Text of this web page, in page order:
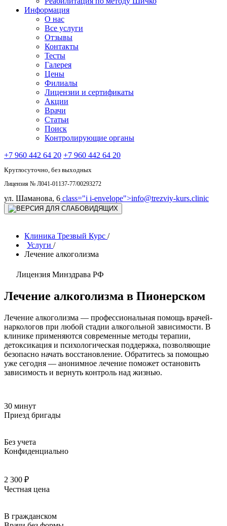
Информация
О нас
Все услуги
Отзывы
Контакты
Тесты
Галерея
Цены
Филиалы
Лицензии и сертификаты
Акции
Врачи
Статьи
Поиск
Контролирующие органы
+7 960 442 64 20 +7 960 442 64 20
Круглосуточно, без выходных
Лицензия № Л041-01137-77/00293272
ул. Шаманова, 6 class="i i-envelope">info@trezviy-kurs.clinic
Клиника Трезвый Курс /
Услуги /
Лечение алкоголизма
Лицензия Минздрава РФ
Лечение алкоголизма в Пионерском
Лечение алкоголизма — профессиональная помощь врачей-
наркологов при любой стадии алкогольной зависимости. В
клинике применяются современные методы терапии,
детоксикация и психологическая поддержка, позволяющие
безопасно начать восстановление. Обратитесь за помощью
уже сегодня — анонимное лечение поможет остановить
зависимость и вернуть контроль над жизнью.
30 минут
Приезд бригады
Без учета
Конфиденциально
2 300 ₽
Честная цена
В гражданском